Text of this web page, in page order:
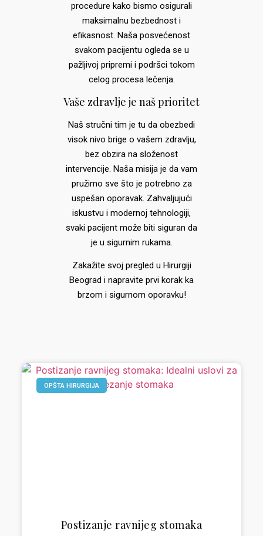
procedure kako bismo osigurali
maksimalnu bezbednost i
efikasnost. Naša posvećenost
svakom pacijentu ogleda se u
pažljivoj pripremi i podršci tokom
celog procesa lečenja.
Vaše zdravlje je naš prioritet
Naš stručni tim je tu da obezbedi
visok nivo brige o vašem zdravlju,
bez obzira na složenost
intervencije. Naša misija je da vam
pružimo sve što je potrebno za
uspešan oporavak. Zahvaljujući
iskustvu i modernoj tehnologiji,
svaki pacijent može biti siguran da
je u sigurnim rukama.
Zakažite svoj pregled u Hirurgiji
Beograd i napravite prvi korak ka
brzom i sigurnom oporavku!
OPŠTA HIRURGIJA
Postizanje ravnijeg stomaka